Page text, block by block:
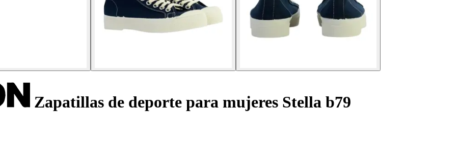
Zapatillas de deporte para mujeres Stella b79